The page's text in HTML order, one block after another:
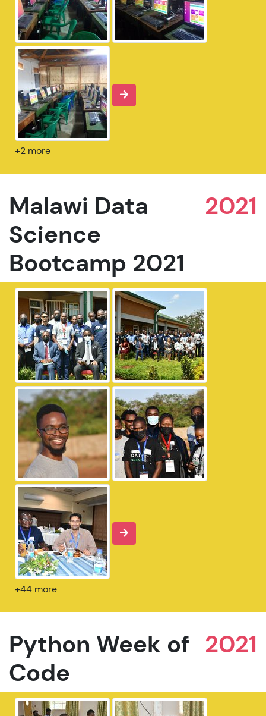
+2 more
2021
Malawi Data
Science
Bootcamp 2021
+44 more
2021
Python Week of
Code